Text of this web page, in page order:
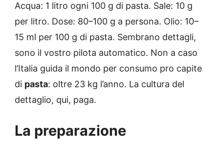
Acqua: 1 litro ogni 100 g di pasta. Sale: 10 g
per litro. Dose: 80–100 g a persona. Olio: 10–
15 ml per 100 g di pasta. Sembrano dettagli,
sono il vostro pilota automatico. Non a caso
l’Italia guida il mondo per consumo pro capite
di pasta: oltre 23 kg l’anno. La cultura del
dettaglio, qui, paga.
La preparazione